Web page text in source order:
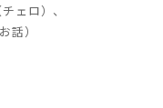
ェロ）、
話）